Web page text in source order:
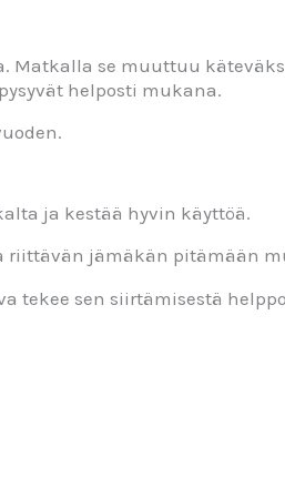
Matkalla se muuttuu
helposti mukana.
ja kestää hyvin käyttöä.
jämäkän pitämään
tekee sen siirtämisestä